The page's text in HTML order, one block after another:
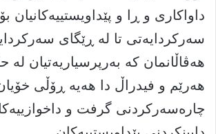
داواکارى و ڕا و پێداویستییەکانیان بۆ
سەرکردایەتى تا لە ڕێگاى
هەڤاڵانمان کە بەرپرسیاریەتیان لە
هەرێم و فیدراڵ دا هەیە ڕۆڵى
چارەسەرکردنى گرفت و